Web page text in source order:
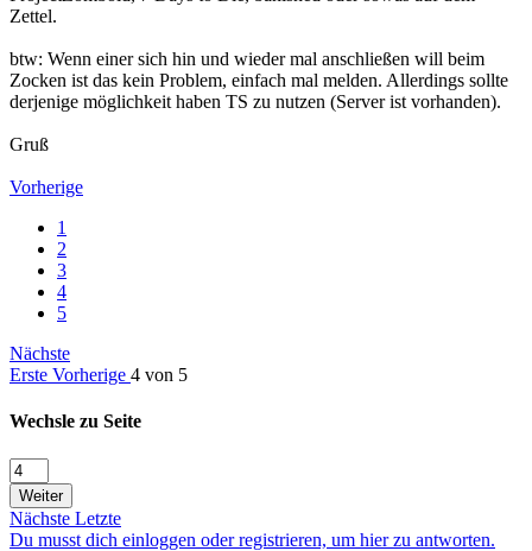
Zettel.
btw: Wenn einer sich hin und wieder mal anschließen will beim
Zocken ist das kein Problem, einfach mal melden. Allerdings sollte
derjenige möglichkeit haben TS zu nutzen (Server ist vorhanden).
Gruß
Vorherige
1
2
3
4
5
Nächste
Erste Vorherige 4 von 5
Wechsle zu Seite
Weiter
Nächste Letzte
Du musst dich einloggen oder registrieren, um hier zu antworten.